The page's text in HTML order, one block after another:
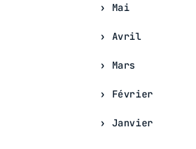
Mai
Avril
Mars
Février
Janvier